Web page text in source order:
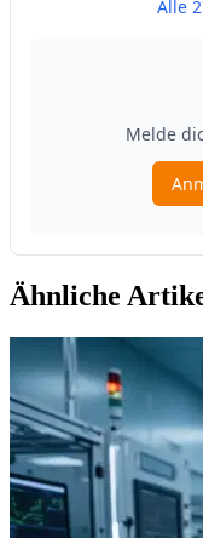
Ähnliche